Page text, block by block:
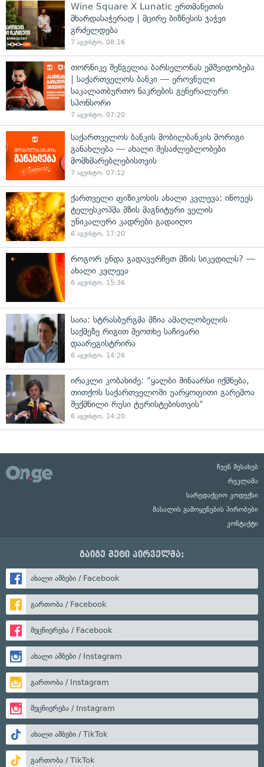
Wine Square X Lunatic ერთმანეთის
მხარდასაჭერად | მცირე ბიზნესის ჯაჭვი
გრძელდება
7 აგვისტო, 08:16
თორნიკე შენგელია ბარსელონას ემშვიდობება
| საქართველოს ბანკი — ეროვნული
საკალათბურთო ნაკრების გენერალური
სპონსორი
7 აგვისტო, 07:20
საქართველოს ბანკის მობილბანკის მორიგი
განახლება — ახალი შესაძლებლობები
მომხმარებლებისთვის
7 აგვისტო, 07:12
ქართველი ფიზიკოსის ახალი კვლევა: ინოუეს
ტელესკოპმა მზის მაგნიტური ველის
უნიკალური კადრები გადაიღო
6 აგვისტო, 17:20
როგორ უნდა გადავურჩეთ მზის სიკვდილს? —
ახალი კვლევა
6 აგვისტო, 15:36
საია: სტრასბურგმა მზია ამაღლობელის
საქმეზე რიგით მეოთხე საჩივარი
დაარეგისტრირა
6 აგვისტო, 14:26
ირაკლი კობახიძე: "ყალბი შინაარსი იქმნება,
თითქოს საქართველოში უარყოფითი გარემოა
შექმნილი რუსი ტურისტებისთვის"
6 აგვისტო, 14:20
ჩვენ შესახებ
რეკლამა
სარედაქციო კოდექსი
მასალის გამოყენების პირობები
კონტაქტი
გაიგე მეტი პირველმა:
ახალი ამბები / Facebook
გართობა / Facebook
მეცნიერება / Facebook
ახალი ამბები / Instagram
გართობა / Instagram
მეცნიერება / Instagram
ახალი ამბები / TikTok
გართობა / TikTok